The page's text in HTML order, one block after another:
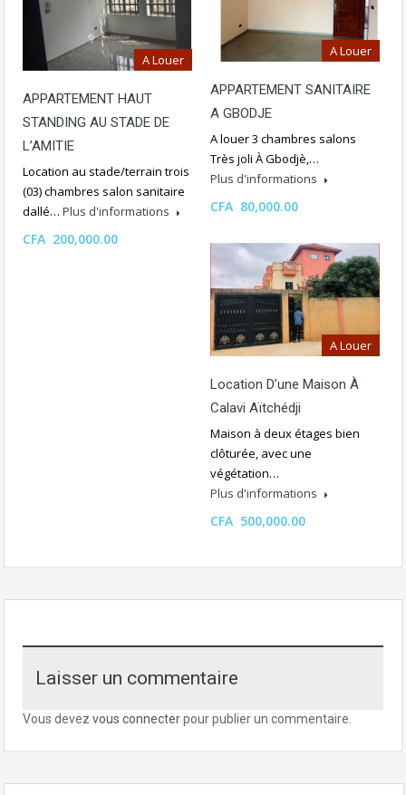
A Louer
APPARTEMENT HAUT
STANDING AU STADE DE
L’AMITIE
Location au stade/terrain trois
(03) chambres salon sanitaire
dallé… Plus d'informations
CFA 200,000.00
A Louer
APPARTEMENT SANITAIRE
A GBODJE
A louer 3 chambres salons
Très joli À Gbodjè,…
Plus d'informations
CFA 80,000.00
A Louer
Location D’une Maison À
Calavi Aïtchédji
Maison à deux étages bien
clôturée, avec une
végétation…
Plus d'informations
CFA 500,000.00
Laisser un commentaire
Vous devez vous connecterpour publier un commentaire.